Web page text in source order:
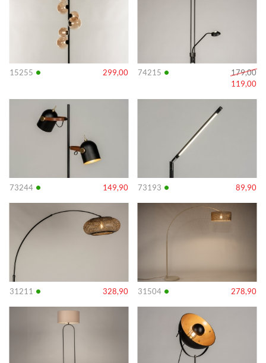
15255 • 299,00 74215 •
179,00
119,00
73244 • 149,90
Info
73193 • 89,90
Info
31211 • 328,90
Info
31504 • 278,90
Info
Info Info